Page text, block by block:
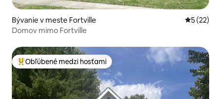
Bývanie v meste Fortville
5 (22)
Domov mimo Fortville
Najobľúbenejšie medzi hosťami
Obľúbené medzi hosťami